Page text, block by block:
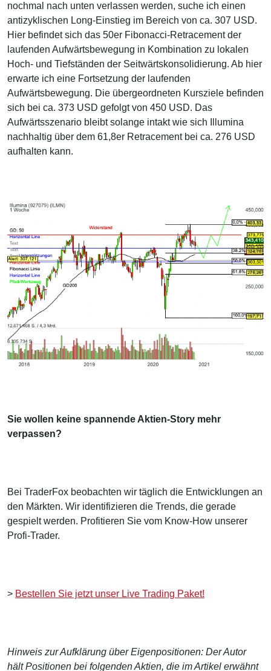
nochmal nach unten verlassen werden, suche ich einen
antizyklischen Long-Einstieg im Bereich von ca. 307 USD.
Hier befindet sich das 50er Fibonacci-Retracement der
laufenden Aufwärtsbewegung in Kombination zu lokalen
Hoch- und Tiefständen der Seitwärtskonsolidierung. Ab hier
erwarte ich eine Fortsetzung der laufenden
Aufwärtsbewegung. Die übergeordneten Kursziele befinden
sich bei ca. 373 USD gefolgt von 450 USD. Das
Aufwärtsszenario bleibt solange intakt wie sich Illumina
nachhaltig über dem 61,8er Retracement bei ca. 276 USD
aufhalten kann.
Sie wollen keine spannende Aktien-Story mehr
verpassen?
Bei TraderFox beobachten wir täglich die Entwicklungen an
den Märkten. Wir identifizieren die Trends, die gerade
gespielt werden. Profitieren Sie vom Know-How unserer
Profi-Trader.
> Bestellen Sie jetzt unser Live Trading Paket!
Hinweis zur Aufklärung über Eigenpositionen: Der Autor
hält Positionen bei folgenden Aktien, die im Artikel erwähnt